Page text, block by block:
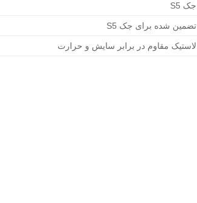
جک S5
تضمین شده برای جک S5
لاستیک مقاوم در برابر سایش و حرارت